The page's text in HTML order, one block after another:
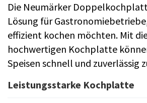
Die Neumärker
Lösung für
effizient kochen möchten. Mit
hochwertigen Kochplatte
Speisen schnell und zuverlässig
Leistungsstarke Kochplatte